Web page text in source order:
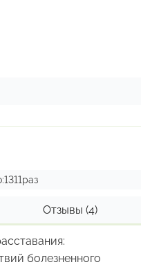
1311раз
Отзывы (4)
болезненного